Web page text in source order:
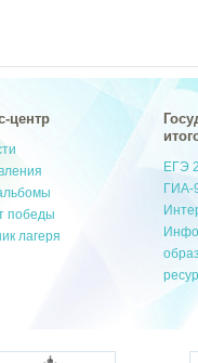
центр
победы
лагеря
ЕГЭ
ГИА-